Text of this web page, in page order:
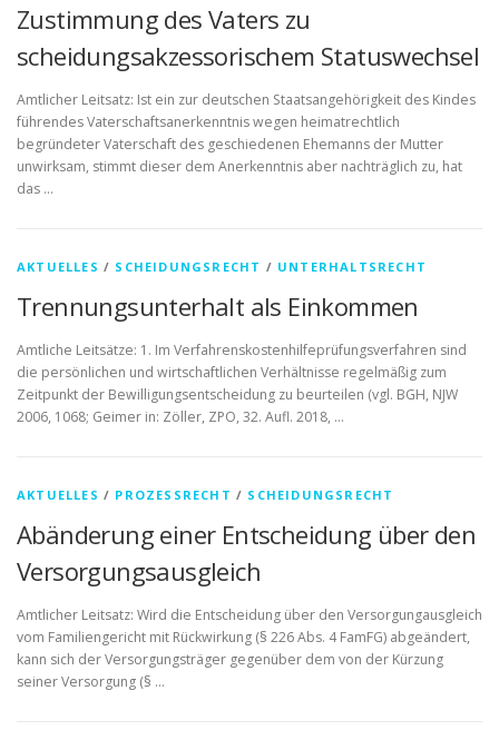
Zustimmung des Vaters zu
scheidungsakzessorischem Statuswechsel
Amtlicher Leitsatz: Ist ein zur deutschen Staatsangehörigkeit des Kindes
führendes Vaterschaftsanerkenntnis wegen heimatrechtlich
begründeter Vaterschaft des geschiedenen Ehemanns der Mutter
unwirksam, stimmt dieser dem Anerkenntnis aber nachträglich zu, hat
das …
AKTUELLES / SCHEIDUNGSRECHT / UNTERHALTSRECHT
Trennungsunterhalt als Einkommen
Amtliche Leitsätze: 1. Im Verfahrenskostenhilfeprüfungsverfahren sind
die persönlichen und wirtschaftlichen Verhältnisse regelmäßig zum
Zeitpunkt der Bewilligungsentscheidung zu beurteilen (vgl. BGH, NJW
2006, 1068; Geimer in: Zöller, ZPO, 32. Aufl. 2018, …
AKTUELLES / PROZESSRECHT / SCHEIDUNGSRECHT
Abänderung einer Entscheidung über den
Versorgungsausgleich
Amtlicher Leitsatz: Wird die Entscheidung über den Versorgungausgleich
vom Familiengericht mit Rückwirkung (§ 226 Abs. 4 FamFG) abgeändert,
kann sich der Versorgungsträger gegenüber dem von der Kürzung
seiner Versorgung (§ …